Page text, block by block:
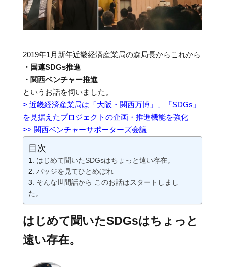
2019年1月新年近畿経済産業局の森局長からこれから
・国連SDGs推進
・関西ベンチャー推進
というお話を伺いました。
> 近畿経済産業局は「大阪・関西万博」、「SDGs」
を見据えたプロジェクトの企画・推進機能を強化
>> 関西ベンチャーサポーターズ会議
目次
はじめて聞いたSDGsはちょっと遠い存在。
バッジを見てひとめぼれ
そんな世間話から このお話はスタートしまし
た。
はじめて聞いたSDGsはちょっと
遠い存在。